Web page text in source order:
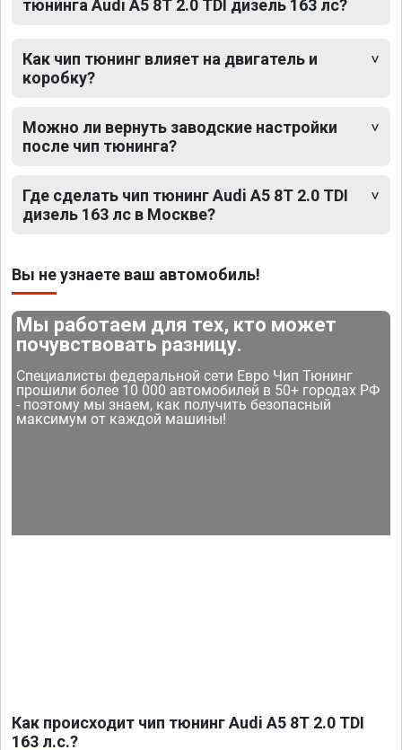
тюнинга Audi A5 8T 2.0 TDI дизель 163 лс?
Как чип тюнинг влияет на двигатель и
коробку?
Можно ли вернуть заводские настройки
после чип тюнинга?
Где сделать чип тюнинг Audi A5 8T 2.0 TDI
дизель 163 лс в Москве?
Вы не узнаете ваш автомобиль!
Мы работаем для тех, кто может
почувствовать разницу.
Специалисты федеральной сети Евро Чип Тюнинг
прошили более 10 000 автомобилей в 50+ городах РФ
- поэтому мы знаем, как получить безопасный
максимум от каждой машины!
Как происходит чип тюнинг Audi A5 8T 2.0 TDI
163 л.с.?